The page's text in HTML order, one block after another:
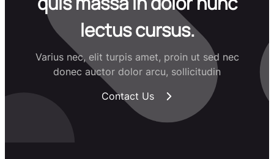
lectus cursus.
Varius nec, elit turpis amet, proin ut sed nec
donec auctor dolor arcu, sollicitudin
Contact Us